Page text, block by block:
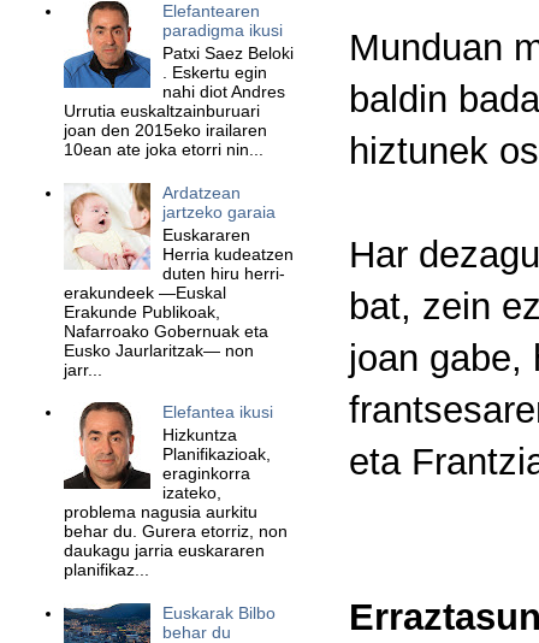
Munduan
baldin
hiztunek
Har
bat, zein
joan gabe,
eta
Elefantearen
paradigma ikusi
Patxi Saez Beloki
. Eskertu egin
nahi diot Andres
Urrutia euskaltzainburuari
joan den 2015eko irailaren
10ean ate joka etorri nin...
Ardatzean
jartzeko garaia
Euskararen
Herria kudeatzen
duten hiru herri-
erakundeek —Euskal
Erakunde Publikoak,
Nafarroako Gobernuak eta
Eusko Jaurlaritzak— non
jarr...
Elefantea ikusi
Hizkuntza
Planifikazioak,
eraginkorra
izateko,
problema nagusia aurkitu
behar du. Gurera etorriz, non
daukagu jarria euskararen
planifikaz...
Euskarak Bilbo
behar du